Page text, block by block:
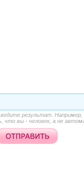
вы - человек, а не
результат. Например,